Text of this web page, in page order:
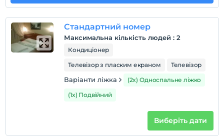
Denize 50 metre mesafede yer alan tesisin kendine ait
özel plajı yoktur. Ücretsiz halk plajı bulunmaktadır .
Показати на
карті
Правила готелю
Перевірити
Стандартний номер
Максимальна кількість людей : 2
Кондиціонер
Телевізор з пласким екраном
Телевізор
Варіанти ліжка
(2x) Односпальне ліжко
(1x) Подвійний
Виберіть дати